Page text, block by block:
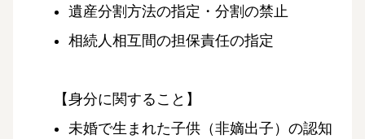
遺産分割方法の指定・分割の禁止
相続人相互間の担保責任の指定
【身分に関すること】
未婚で生まれた子供（非嫡出子）の認知